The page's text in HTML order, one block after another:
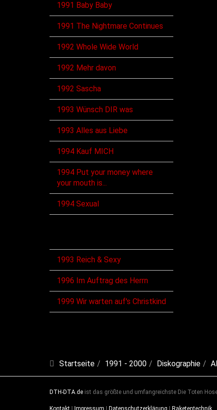
1991 Baby Baby
1991 The Nightmare Continues
1992 Whole Wide World
1992 Mehr davon
1992 Sascha
1993 Wünsch DIR was
1993 Alles aus Liebe
1994 Kauf MICH
1994 Put your money where
your mouth is...
1994 Sexual
1993 Reich & Sexy
1996 Im Auftrag des Herrn
1999 Wir warten auf's Christkind
Startseite 1991 - 2000 Diskographie
DTH-DTA.de ist das größte und umfangreichste Die Toten
Kontakt Impressum Datenschutzerklärung Raketentechnik